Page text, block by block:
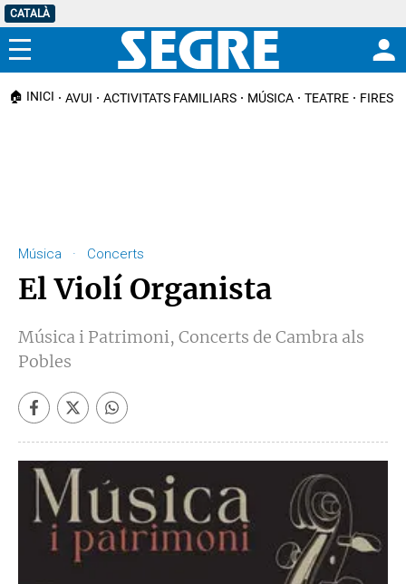
CATALÀ
Menú
🏠 INICI AVUI ACTIVITATS FAMILIARS MÚSICA TEATRE FIRES I
Música · Concerts
El Violí Organista
Música i Patrimoni, Concerts de Cambra als
Pobles